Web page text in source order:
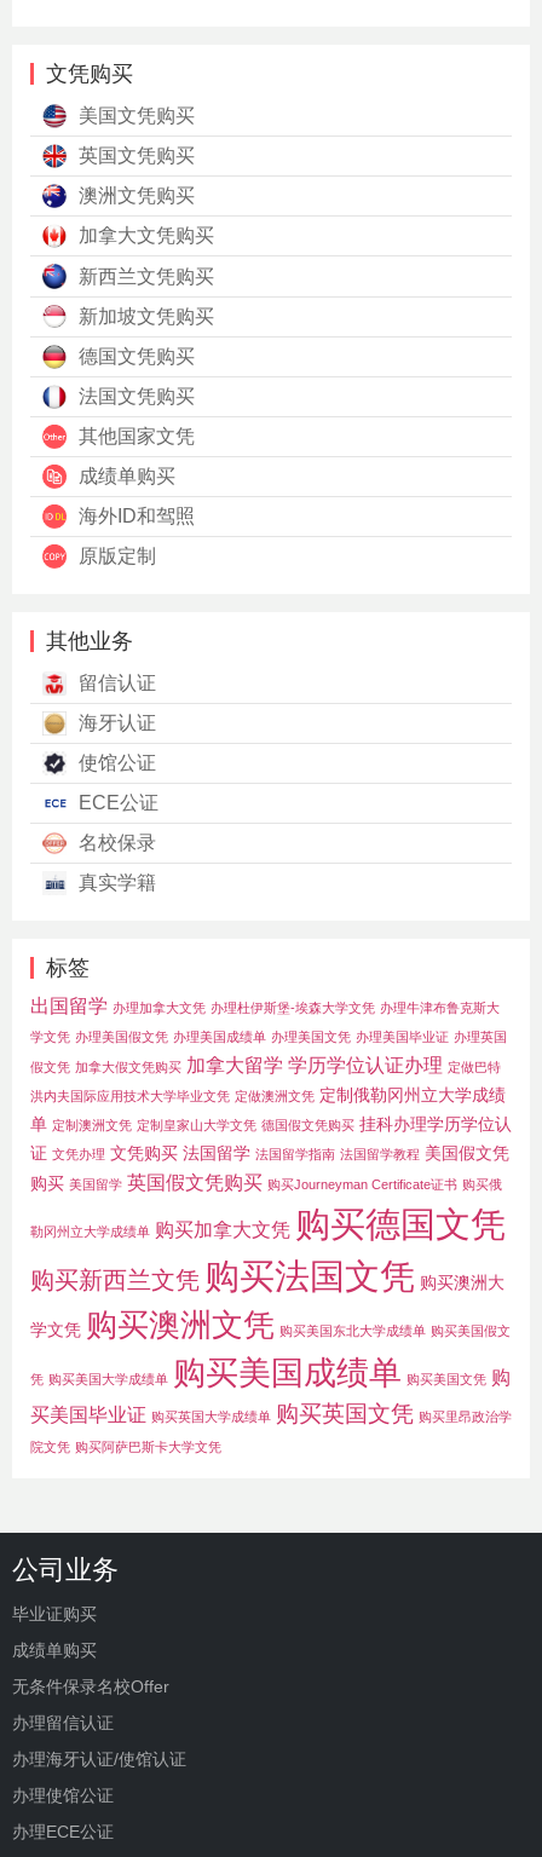
文凭购买
美国文凭购买
英国文凭购买
澳洲文凭购买
加拿大文凭购买
新西兰文凭购买
新加坡文凭购买
德国文凭购买
法国文凭购买
其他国家文凭
成绩单购买
海外ID和驾照
原版定制
其他业务
留信认证
海牙认证
使馆公证
ECE公证
名校保录
真实学籍
标签
出国留学 办理加拿大文凭 办理杜伊斯堡-埃森大学文凭 办理牛津布鲁克斯大
学文凭 办理美国假文凭 办理美国成绩单 办理美国文凭 办理美国毕业证 办理英国
假文凭 加拿大假文凭购买 加拿大留学 学历学位认证办理 定做巴特
洪内夫国际应用技术大学毕业文凭 定做澳洲文凭 定制俄勒冈州立大学成绩
单 定制澳洲文凭 定制皇家山大学文凭 德国假文凭购买 挂科办理学历学位认
证 文凭办理 文凭购买 法国留学 法国留学指南 法国留学教程 美国假文凭
购买 美国留学 英国假文凭购买 购买Journeyman Certificate证书 购买俄
勒冈州立大学成绩单 购买加拿大文凭 购买德国文凭
购买新西兰文凭 购买法国文凭 购买澳洲大
学文凭 购买澳洲文凭 购买美国东北大学成绩单 购买美国假文
凭 购买美国大学成绩单 购买美国成绩单 购买美国文凭 购
买美国毕业证 购买英国大学成绩单 购买英国文凭 购买里昂政治学
院文凭 购买阿萨巴斯卡大学文凭
公司业务
毕业证购买
成绩单购买
无条件保录名校Offer
办理留信认证
办理海牙认证/使馆认证
办理使馆公证
办理ECE公证